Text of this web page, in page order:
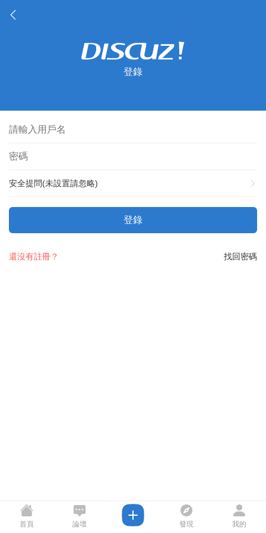
登錄
安全提問(未設置請忽略)
登錄
找回密碼
還沒有註冊？
首頁 論壇 發現 我的